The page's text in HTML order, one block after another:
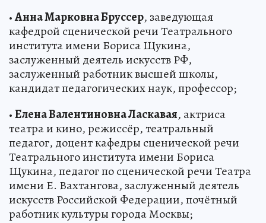
•Анна Марковна Бруссер, заведующая
кафедрой сценической речи Театрального
института имени Бориса Щукина,
заслуженный деятель искусств РФ,
заслуженный работник высшей школы,
кандидат педагогических наук, профессор;
•Елена Валентиновна Ласкавая, актриса
театра и кино, режиссёр, театральный
педагог, доцент кафедры сценической речи
Театрального института имени Бориса
Щукина, педагог по сценической речи Театра
имени Е. Вахтангова, заслуженный деятель
искусств Российской Федерации, почётный
работник культуры города Москвы;